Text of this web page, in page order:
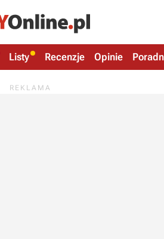
Listy Recenzje Opinie